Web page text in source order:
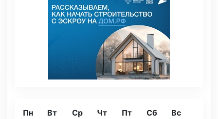
Пн Вт Ср Чт Пт Сб Вс